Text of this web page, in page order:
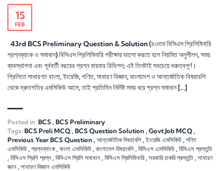
15
FEB
43rd BCS Preliminary Question & Solution (৪৩তম বিসিএস প্রিলিমিনারি
প্রশ্নব্যাংক ও সমাধান) বিসিএস প্রিলিমিনারি পরীক্ষায় ভালো করতে হলে নিয়মিত অনুশীলন, সময়
ব্যবস্থাপনা এবং পূর্ববর্তী বছরের প্রশ্ন বারবার রিভিশন; এই তিনটাই সবচেয়ে গুরুত্বপূর্ণ।
প্রিলিতে সাধারণত বাংলা, ইংরেজি, গণিত, সাধারণ বিজ্ঞান, বাংলাদেশ ও আন্তর্জাতিক বিষয়াবলি
থেকে দ্রুতগতির এমসিকিউ আসে, তাই প্রতিদিন নির্দিষ্ট সময় ধরে প্রশ্ন সমাধান […]
Posted in:BCS , BCS Preliminary
Tags:BCS Preli MCQ , BCS Question Solution , Govt Job MCQ ,
Previous Year BCS Question , আন্তর্জাতিক বিষয়াবলি , ইংরেজি এমসিকিউ , গণিত
এমসিকিউ , প্রশ্নব্যাংক, বাংলা এমসিকিউ , বাংলাদেশ বিষয়াবলি , বিসিএস এমসিকিউ , বিসিএস প্রস্তুতি
, বিসিএস প্রিলি প্রশ্ন , বিসিএস প্রিলি সমাধান , বিসিএস প্রিলিমিনারি , সরকারি চাকরি প্রস্তুতি, সাধারণ
জ্ঞান , সাধারণ বিজ্ঞান এমসিকিউ